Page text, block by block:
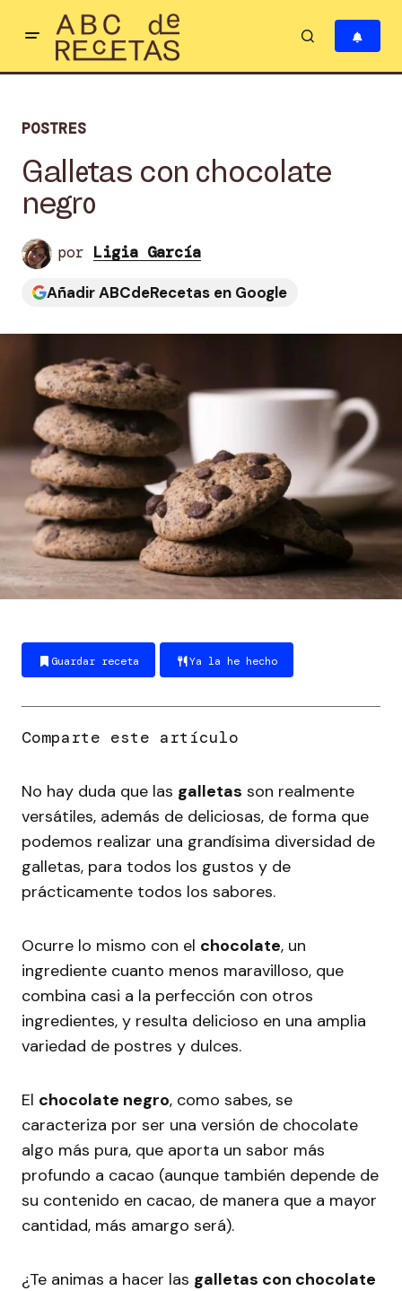
POSTRES
Galletas con chocolate
negro
por Ligia García
Añadir ABCdeRecetas en Google
Guardar receta Ya la he hecho
No hay duda que las galletas son realmente
versátiles, además de deliciosas, de forma que
podemos realizar una grandísima diversidad de
galletas, para todos los gustos y de
prácticamente todos los sabores.
Ocurre lo mismo con el chocolate, un
ingrediente cuanto menos maravilloso, que
combina casi a la perfección con otros
ingredientes, y resulta delicioso en una amplia
variedad de postres y dulces.
El chocolate negro, como sabes, se
caracteriza por ser una versión de chocolate
algo más pura, que aporta un sabor más
profundo a cacao (aunque también depende de
su contenido en cacao, de manera que a mayor
cantidad, más amargo será).
¿Te animas a hacer las galletas con chocolate